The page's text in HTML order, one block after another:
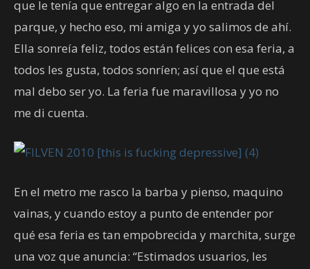
que le tenía que entregar algo en la entrada del
parque, y hecho eso, mi amiga y yo salimos de ahí.
Ella sonreía feliz, todos están felices con esa feria, a
todos les gusta, todos sonríen; así que el que está
mal debo ser yo. La feria fue maravillosa y yo no
me di cuenta.
En el metro me rasco la barba y pienso, maquino
vainas, y cuando estoy a punto de entender por
qué esa feria es tan empobrecida y marchita, surge
una voz que anuncia: “Estimados usuarios, les